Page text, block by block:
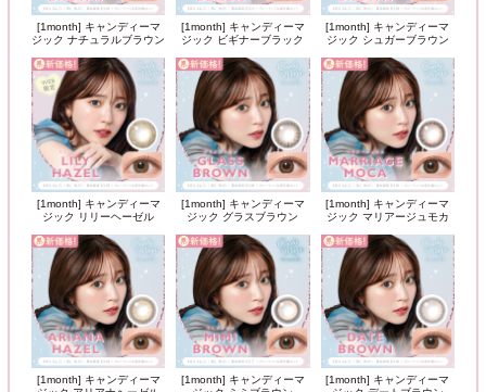
[1month] キャンディーマ
ジック ナチュラルブラウン
[1month] キャンディーマ
ジック ビギナーブラック
[1month] キャンディーマ
ジック シュガーブラウン
[1month] キャンディーマ
ジック リリーヘーゼル
[1month] キャンディーマ
ジック グラスブラウン
[1month] キャンディーマ
ジック マリアージュモカ
[1month] キャンディーマ
[1month] キャンディーマ
[1month] キャンディーマ